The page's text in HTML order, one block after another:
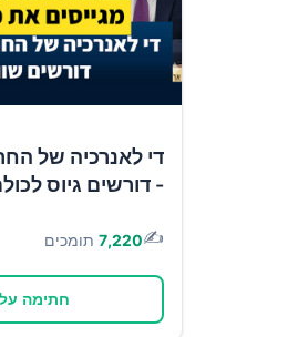
די לאנרכיה של
- דורשים גיוס
✍️
7,220 תומכים
חתימה